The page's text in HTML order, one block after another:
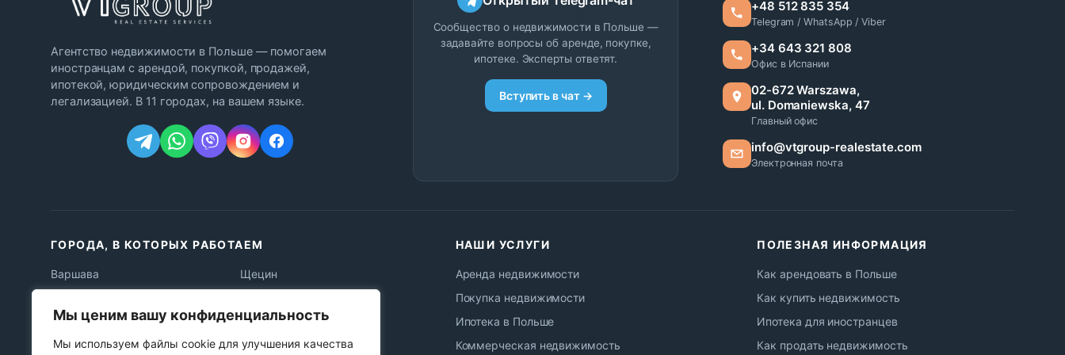
Мы ценим вашу конфиденциальность
Мы используем файлы cookie для улучшения качества
Агентство недвижимости в Польше — помогаем
иностранцам с арендой, покупкой, продажей,
ипотекой, юридическим сопровождением и
легализацией. В 11 городах, на вашем языке.
Сообщество о недвижимости в Польше —
задавайте вопросы об аренде, покупке,
ипотеке. Эксперты ответят.
Вступить в чат →
+48 512 835 354
Telegram / WhatsApp / Viber
+34 643 321 808
Офис в Испании
02-672 Warszawa,
ul. Domaniewska, 47
Главный офис
info@vtgroup-realestate.com
Электронная почта
ГОРОДА, В КОТОРЫХ РАБОТАЕМ
Варшава
Лодзь
Вроцлав
Щецин
Люблин
Катовице
НАШИ УСЛУГИ
Аренда недвижимости
Покупка недвижимости
Ипотека в Польше
Коммерческая недвижимость
ПОЛЕЗНАЯ ИНФОРМАЦИЯ
Как арендовать в Польше
Как купить недвижимость
Ипотека для иностранцев
Как продать недвижимость